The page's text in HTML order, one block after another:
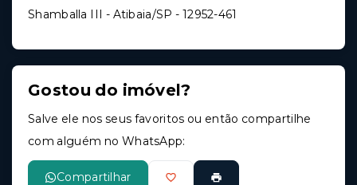
Shamballa III - Atibaia/SP - 12952-461
Gostou do imóvel?
Salve ele nos seus favoritos ou então compartilhe
com alguém no WhatsApp:
Compartilhar